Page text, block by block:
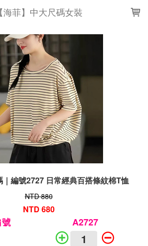
【海菲】中大尺碼女裝
編號2727 日常經典百搭條紋棉T恤
NTD 880
NTD 680
A2727